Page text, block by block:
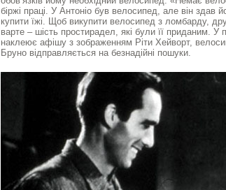
біржі праці. У Антоніо був велосипед, але він здав
купити їжі. Щоб викупити велосипед з ломбарду,
варте – шість простирадел, які були її приданим.
наклеює афішу з зображенням Ріти Хейворт,
Бруно відправляється на безнадійні пошуки.